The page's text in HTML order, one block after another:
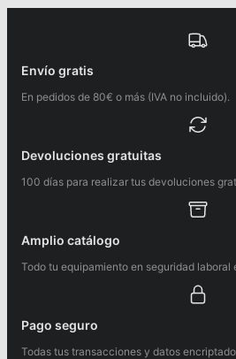
Envío gratis
En pedidos de 80€ o más (IVA no incluido).
Devoluciones gratuitas
100 días para realizar tus devoluciones
Amplio catálogo
Todo tu equipamiento en seguridad laboral
Pago seguro
Todas tus transacciones y datos